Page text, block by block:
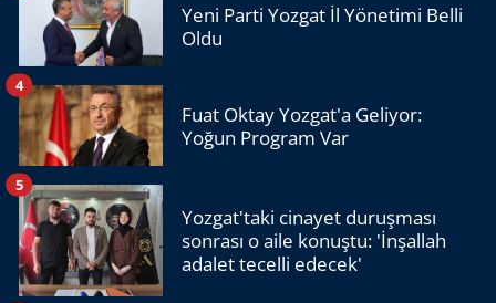
Yeni Parti Yozgat İl Yönetimi Belli
Oldu
Fuat Oktay Yozgat'a Geliyor:
Yoğun Program Var
4
Yozgat'taki cinayet duruşması
sonrası o aile konuştu: 'İnşallah
adalet tecelli edecek'
5